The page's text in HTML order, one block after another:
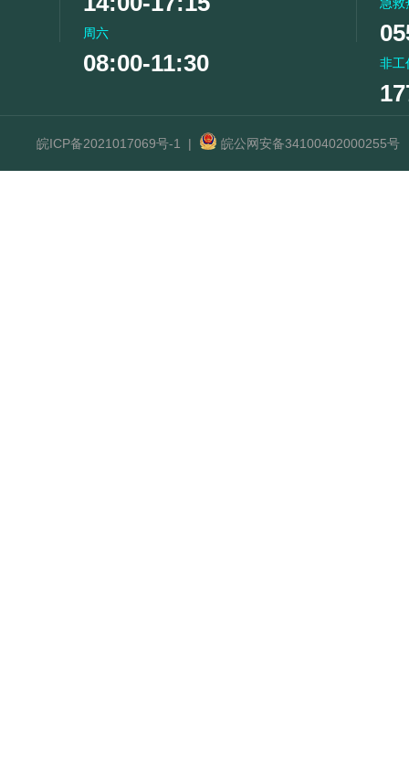
周六
08:00-11:30 非工
皖ICP备2021017069号-1 | 皖公网安备34100402000255号